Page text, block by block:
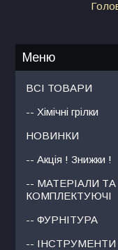
ВСІ ТОВАРИ
-- Хімічні грілки
НОВИНКИ
-- Акція ! Знижки !
-- МАТЕРІАЛИ ТА
КОМПЛЕКТУЮЧІ
-- ФУРНІТУРА
-- ІНСТРУМЕНТИ